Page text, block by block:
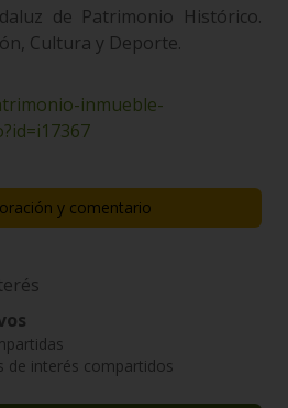
de Patrimonio Histórico.
Cultura y Deporte.
inmueble-
y comentario
de interés compartidos